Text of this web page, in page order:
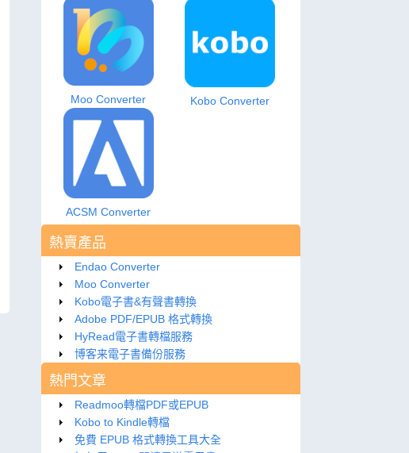
Moo Converter Kobo Converter
ACSM Converter
熱賣產品
Endao Converter
Moo Converter
Kobo電子書&有聲書轉換
Adobe PDF/EPUB 格式轉換
HyRead電子書轉檔服務
博客来電子書備份服務
熱門文章
Readmoo轉檔PDF或EPUB
Kobo to Kindle轉檔
免費 EPUB 格式轉換工具大全